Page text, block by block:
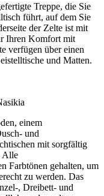
Treppe, die Sie
führt, auf dem Sie
der Zelte ist mit
Ihren Komfort mit
verfügen über einen
und Matten.
einem
und
mit sorgfältig
Alle
Farbtönen gehalten, um
zu werden. Das
, Dreibett- und